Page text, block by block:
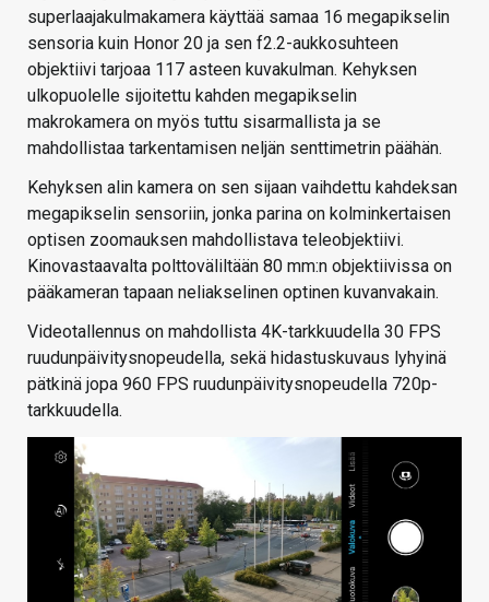
superlaajakulmakamera käyttää samaa 16 megapikselin
sensoria kuin Honor 20 ja sen f2.2-aukkosuhteen
objektiivi tarjoaa 117 asteen kuvakulman. Kehyksen
ulkopuolelle sijoitettu kahden megapikselin
makrokamera on myös tuttu sisarmallista ja se
mahdollistaa tarkentamisen neljän senttimetrin päähän.
Kehyksen alin kamera on sen sijaan vaihdettu kahdeksan
megapikselin sensoriin, jonka parina on kolminkertaisen
optisen zoomauksen mahdollistava teleobjektiivi.
Kinovastaavalta polttoväliltään 80 mm:n objektiivissa on
pääkameran tapaan neliakselinen optinen kuvanvakain.
Videotallennus on mahdollista 4K-tarkkuudella 30 FPS
ruudunpäivitysnopeudella, sekä hidastuskuvaus lyhyinä
pätkinä jopa 960 FPS ruudunpäivitysnopeudella 720p-
tarkkuudella.